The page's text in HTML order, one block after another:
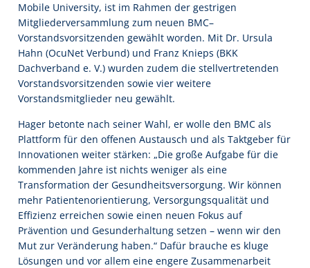
Mobile University, ist im Rahmen der gestrigen
Mitgliederversammlung zum neuen BMC–
Vorstandsvorsitzenden gewählt worden. Mit Dr. Ursula
Hahn (OcuNet Verbund) und Franz Knieps (BKK
Dachverband e. V.) wurden zudem die stellvertretenden
Vorstandsvorsitzenden sowie vier weitere
Vorstandsmitglieder neu gewählt.
Hager betonte nach seiner Wahl, er wolle den BMC als
Plattform für den offenen Austausch und als Taktgeber für
Innovationen weiter stärken: „Die große Aufgabe für die
kommenden Jahre ist nichts weniger als eine
Transformation der Gesundheitsversorgung. Wir können
mehr Patientenorientierung, Versorgungsqualität und
Effizienz erreichen sowie einen neuen Fokus auf
Prävention und Gesunderhaltung setzen – wenn wir den
Mut zur Veränderung haben.“ Dafür brauche es kluge
Lösungen und vor allem eine engere Zusammenarbeit